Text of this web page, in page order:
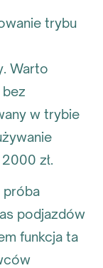
trybu
Warto
w trybie
zł.
próba
podjazdów
funkcja ta